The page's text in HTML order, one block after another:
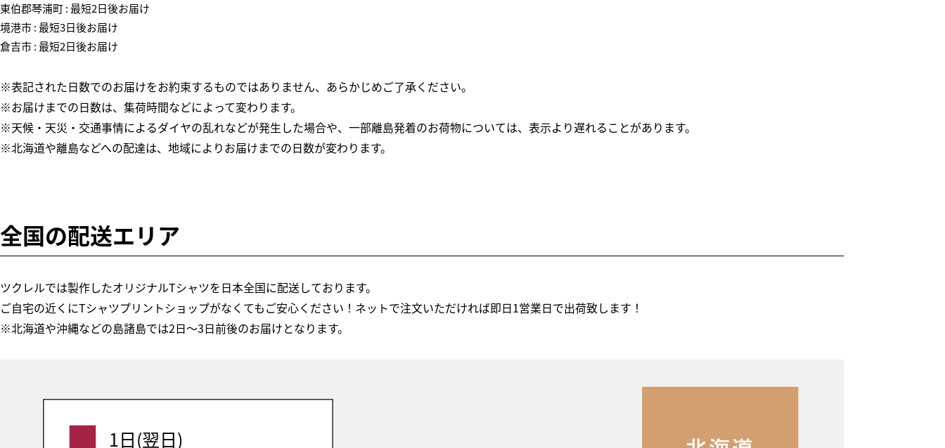
東伯郡琴浦町 : 最短2日後お届け
境港市 : 最短3日後お届け
倉吉市 : 最短2日後お届け
※表記された日数でのお届けをお約束するものではありません、あらかじめご了承ください。
※お届けまでの日数は、集荷時間などによって変わります。
※天候・天災・交通事情によるダイヤの乱れなどが発生した場合や、一部離島発着のお荷物については、表示より遅れることがあります。
※北海道や離島などへの配達は、地域によりお届けまでの日数が変わります。
全国の配送エリア
ツクレルでは製作したオリジナルTシャツを日本全国に配送しております。
ご自宅の近くにTシャツプリントショップがなくてもご安心ください！ネットで注文いただければ即日1営業日で出荷致します！
※北海道や沖縄などの島諸島では2日～3日前後のお届けとなります。